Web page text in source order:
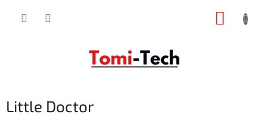
Little Doctor